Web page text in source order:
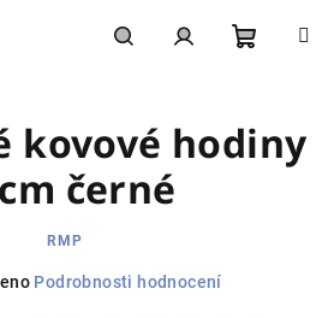
košík
kovové hodiny
černé
RMP
Podrobnosti hodnocení